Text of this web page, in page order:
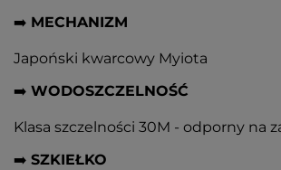
➡️ MECHANIZM
Japoński kwarcowy Myiota
➡️ WODOSZCZELNOŚĆ
Klasa szczelności 30M - odporny na
➡️ SZKIEŁKO